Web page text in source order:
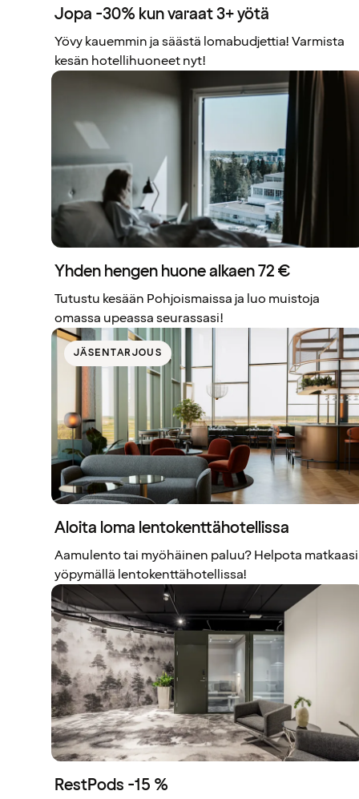
Jopa -30% kun varaat 3+ yötä
Yövy kauemmin ja säästä lomabudjettia! Varmista
kesän hotellihuoneet nyt!
Yhden hengen huone alkaen 72 €
Tutustu kesään Pohjoismaissa ja luo muistoja
omassa upeassa seurassasi!
JÄSENTARJOUS
Aloita loma lentokenttähotellissa
Aamulento tai myöhäinen paluu? Helpota matkaasi
yöpymällä lentokenttähotellissa!
RestPods -15 %